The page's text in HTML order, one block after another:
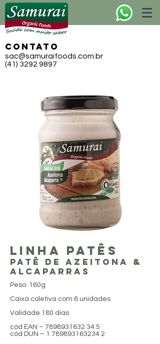
CONTATO
sac@samuraifoods.com.br
(41) 3292 9897
LINHA patês
patê de azeitona &
alcaparras
Peso: 160g
Caixa coletiva com 6 unidades
Validade 180 dias
cód EAN – 7898931632 34 5
cód DUN – 1 789893163234 2